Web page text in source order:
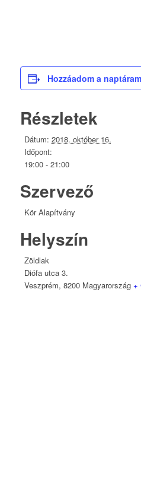
Hozzáadom a
Részletek
Dátum: 2018. október 16.
Időpont:
19:00 - 21:00
Szervező
Kör Alapítvány
Helyszín
Zöldlak
Diófa utca 3.
Veszprém, 8200 Magyarország +